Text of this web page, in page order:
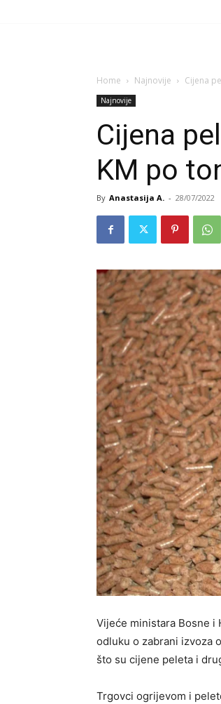
Home Najnovije Cijena
Najnovije
Cijena
KM po
By Anastasija A. - 28/07/2022
Vijeće ministara Bosne
odluku o zabrani izvoza
što su cijene peleta i
Trgovci ogrijevom i